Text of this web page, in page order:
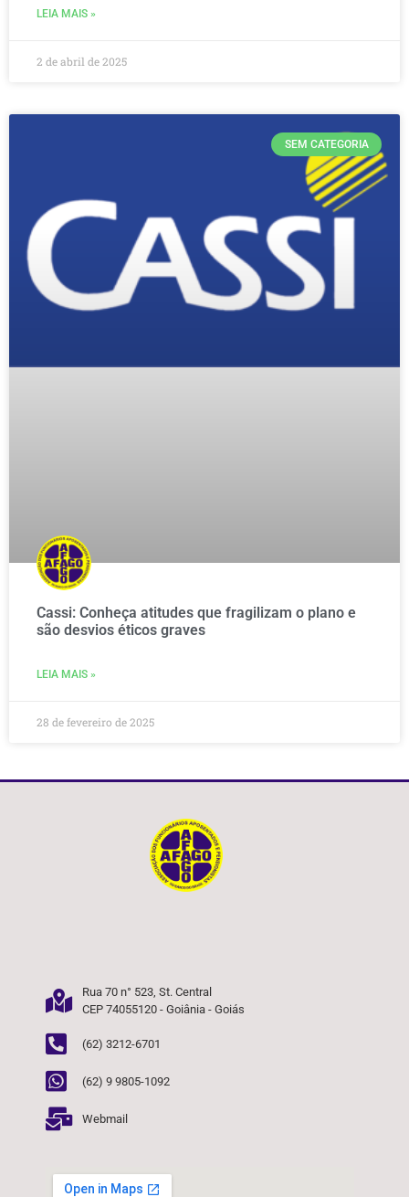
LEIA MAIS »
2 de abril de 2025
SEM CATEGORIA
Cassi: Conheça atitudes que fragilizam o plano e
são desvios éticos graves
LEIA MAIS »
28 de fevereiro de 2025
Rua 70 n° 523, St. Central
CEP 74055120 - Goiânia - Goiás
(62) 3212-6701
(62) 9 9805-1092
Webmail